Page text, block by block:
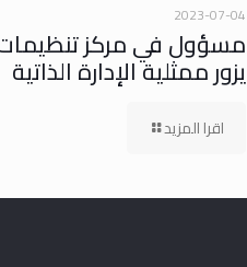
2023-07-04
مسؤول في مركز تنظيمات
يزور ممثلية الإدارة الذاتية
اقرا المزيد